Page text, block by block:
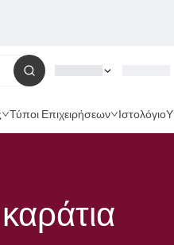
Τύποι Επιχειρήσεων Ιστολόγιο